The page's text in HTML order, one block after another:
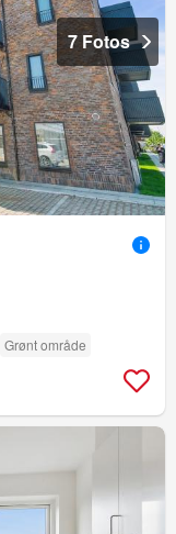
7 Fotos
Grønt område